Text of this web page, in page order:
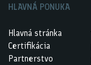
HLAVNÁ PONUKA
Hlavná stránka
Certifikácia
Partnerstvo